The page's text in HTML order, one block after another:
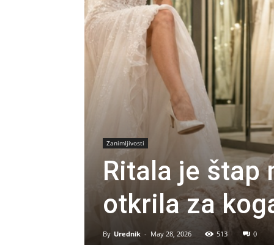
Zanimljivosti
Ritala je štap
otkrila za
By Urednik - May 28, 2026 513 0